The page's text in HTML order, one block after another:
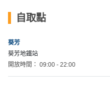
坊
外
玩
自取點
葵芳
葵芳地鐵站
開放時間： 09:00 - 22:00